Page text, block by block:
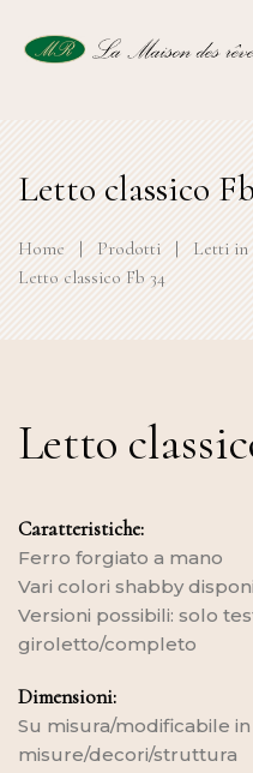
Letto classico
Home | Prodotti | Letti in
Letto classico Fb 34
Letto
Caratteristiche:
Ferro forgiato a mano
Vari colori shabby
Versioni possibili: solo
giroletto/completo
Dimensioni:
Su misura/modificabile
misure/decori/struttura